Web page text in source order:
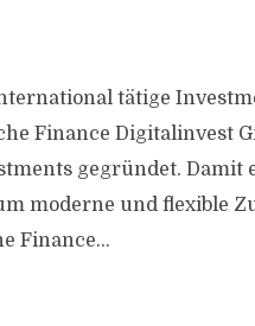
tätige
Finance Digitalinvest
gegründet. Damit
moderne und flexible
Finance...